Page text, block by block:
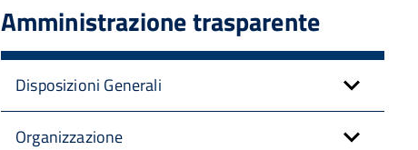
Amministrazione trasparente
Disposizioni Generali
Organizzazione